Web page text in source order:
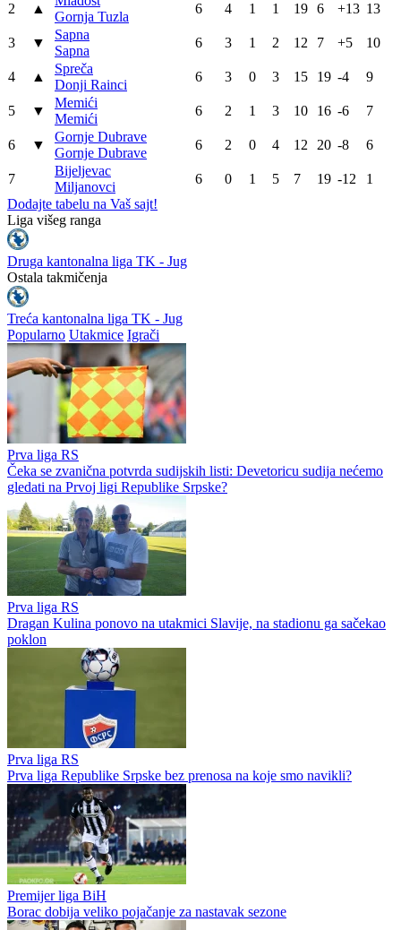
2 ▲
Gornja Tuzla
6 4 1 1 19 6 +13 13
3 ▼
Sapna
Sapna
6 3 1 2 12 7 +5 10
4 ▲
Spreča
Donji Rainci
6 3 0 3 15 19 -4 9
5 ▼
Memići
Memići
6 2 1 3 10 16 -6 7
6 ▼
Gornje Dubrave
Gornje Dubrave
6 2 0 4 12 20 -8 6
7
Bijeljevac
Miljanovci
6 0 1 5 7 19 -12
1
Dodajte tabelu na Vaš sajt!
WEB PREPORUKE
Tottenham ide po Savinha:
Spursi spremili oko 70
miliona eura za Brazilca
Oglasio se Zvjezdan
Misimović nakon pobjede
Borca protiv Veleža i poslao
zanimljivu poruku
Đoković u potpuno
neočekivanom izdanju:
Popeo se na pozornicu te
pokazao plesno umijeće
Iraola zabrinut nakon novog
poraza Liverpoola: "Ne
Liga višeg ranga
Druga kantonalna liga TK - Jug
Ostala takmičenja
Treća kantonalna liga TK - Jug
Popularno Utakmice Igrači
Prva liga RS
Čeka se zvanična potvrda sudijskih listi: Devetoricu sudija nećemo
gledati na Prvoj ligi Republike Srpske?